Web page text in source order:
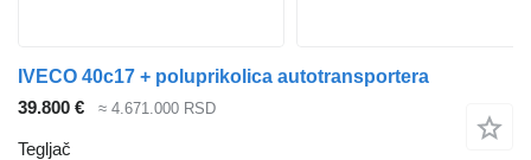
IVECO 40c17 + poluprikolica autotransportera
39.800 €
≈ 4.671.000 RSD
Tegljač